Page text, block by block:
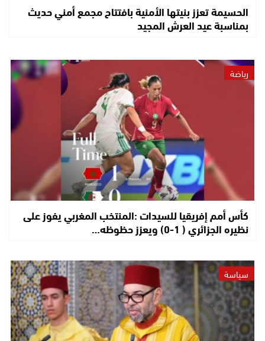
الحسيمة تعزز بنيتها الأمنية بافتتاح مجمع أمني حديث
بمناسبة عيد العرش المجيد
رياضة
كأس أمم إفريقيا للسيدات :المنتخب المغربي يفوز على
نظيره الجزائري ( 1-0) ويعزز حظوظه…
سياسة